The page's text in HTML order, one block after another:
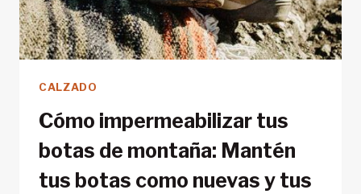
CALZADO
Cómo impermeabilizar tus
botas de montaña: Mantén
tus botas como nuevas y tus